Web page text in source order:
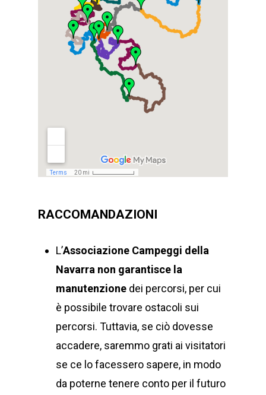
RACCOMANDAZIONI
L’Associazione Campeggi della
Navarra non garantisce la
manutenzione dei percorsi, per cui
è possibile trovare ostacoli sui
percorsi. Tuttavia, se ciò dovesse
accadere, saremmo grati ai visitatori
se ce lo facessero sapere, in modo
da poterne tenere conto per il futuro